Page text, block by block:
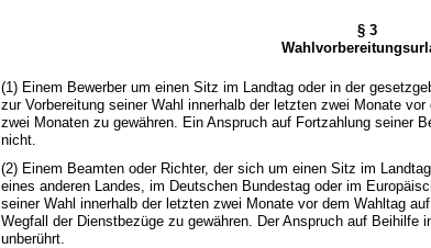
§ 3
(1) Einem Bewerber um einen Sitz im Landtag oder in der
zur Vorbereitung seiner Wahl innerhalb der letzten zwei Monate
zwei Monaten zu gewähren. Ein Anspruch auf Fortzahlung seiner
nicht.
(2) Einem Beamten oder Richter, der sich um einen Sitz im
eines anderen Landes, im Deutschen Bundestag oder im
seiner Wahl innerhalb der letzten zwei Monate vor dem Wahltag
Wegfall der Dienstbezüge zu gewähren. Der Anspruch auf Beihilfe
unberührt.